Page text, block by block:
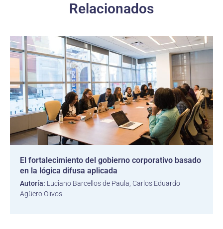
Relacionados
El fortalecimiento del gobierno corporativo basado
en la lógica difusa aplicada
Autoría: Luciano Barcellos de Paula, Carlos Eduardo
Agüero Olivos